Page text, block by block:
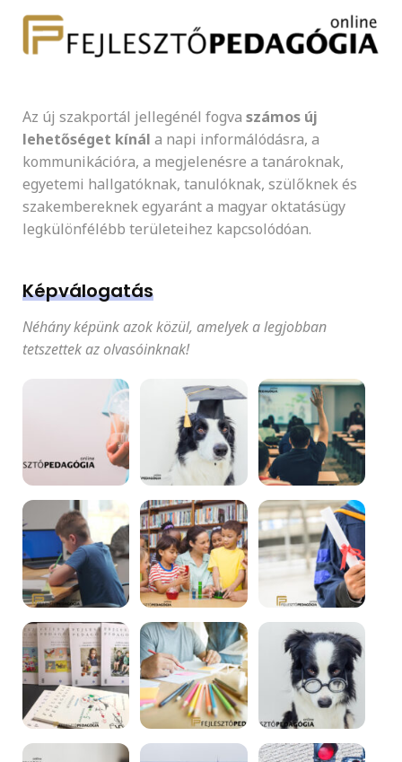
Az új szakportál jellegénél fogva számos új
lehetőséget kínál a napi informálódásra, a
kommunikációra, a megjelenésre a tanároknak,
egyetemi hallgatóknak, tanulóknak, szülőknek és
szakembereknek egyaránt a magyar oktatásügy
legkülönfélébb területeihez kapcsolódóan.
Képválogatás
Néhány képünk azok közül, amelyek a legjobban
tetszettek az olvasóinknak!